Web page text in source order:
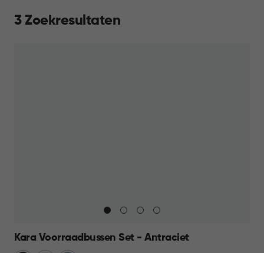
3 Zoekresultaten
Kara Voorraadbussen Set - Antraciet